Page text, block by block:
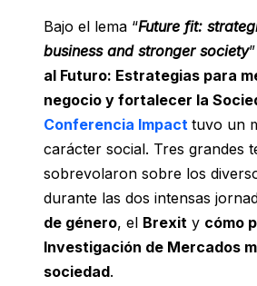
Bajo el lema “Future fit:
business and stronger society
al Futuro: Estrategias para
negocio y fortalecer la
Conferencia Impact tuvo un
carácter social. Tres grandes
sobrevolaron sobre los
durante las dos intensas
de género, el Brexit y cómo
Investigación de Mercados
sociedad.